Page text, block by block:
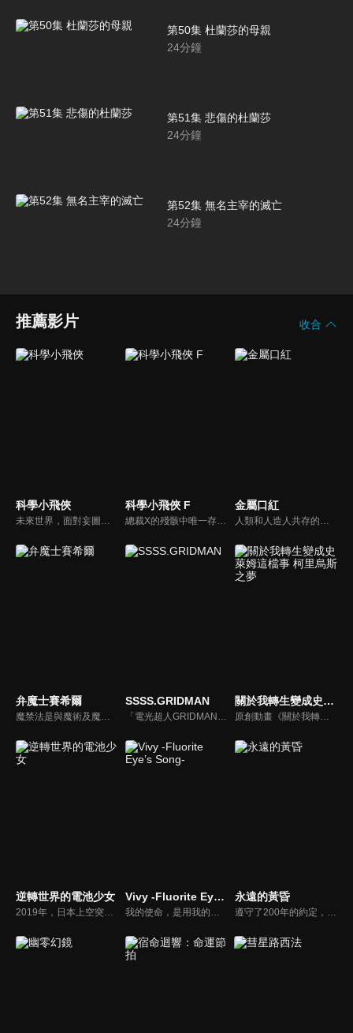
第50集 杜蘭莎的母親
24分鐘
第51集 悲傷的杜蘭莎
24分鐘
第52集 無名主宰的滅亡
24分鐘
推薦影片 收合
科學小飛俠 科學小飛俠 F
總裁X的殘骸中唯一存活的零件開始自行運作，吸收各種機械不斷增殖，誕生出新反派——總統Z！惡魔黨總裁Z捲土重來並與黑手黨家族聯手威脅世界，科學小飛俠升級全新座機「旋風斯巴達」迎擊！這場賭上性命的最終決戰，勝利的會是正義的一方嗎？
金屬口紅
弁魔士賽希爾
魔禁法是與魔術及魔術訴訟有關的法律，其事案都在魔法庭裡接受審判。這是一個人類與魔術使共存的世界，雖然負責維持秩序的人是警察，但替魔術使被告辯護的人則是弁魔士，而史上最年輕的弁魔士—須藤聖知，將挺身為孤單無依的被告人辯護…。
SSSS.GRIDMAN
「電光超人GRIDMAN」是從1993年開始播放的TV系列高人氣作品。那個時候的未來在2018年已化為現實，GRIDMAN將在「SSSS.GRIDMAN」的世界中甦醒――。動畫製作由2015年於日本動畫見本市公開的「電光超人GRIDMAN boys invent great hero」的製作團隊TRIGGER負責，監督則是擔任本作監督的雨宮哲。
關於我轉生變成史萊姆這檔事 柯里烏斯之夢
原創動畫《關於我轉生變成史萊姆這檔事 高里烏斯之夢》主要以動畫第二季Blu-ray特典小說進行改編，講述高里烏斯王國中所發生的故事。
逆轉世界的電池少女
2019年，日本上空突然出現了異次元的裂縫。存在於那裡的是天地逆轉的異世界「真國日本」。這個平行世界，透過讓現有兵器無效化的氣體「幻霧」和巨大人形兵器「伽藍」對日本發動軍事侵略。十年後，日本變成真國的附屬國「幻國・日本」。漫畫、偶像等次文化完全消失……
Vivy -Fluorite Eyeʼs Song-
我的使命，是用我的歌帶給大家幸福。為了用我的歌使大家幸福──。「新樂園」，是充滿了夢與希望、以及科學的AI複合主題樂園。史上第一台自律人形AI「薇薇」，以設施代言AI人物的身分，為了歌唱天天上台表演。然而知名度卻遲遲不見起色。──「用歌曲使大家幸福」。薇薇為了實現這個被賦予的使命不停歌唱，希望有一天能夠在園內的主舞台上表演自己用心吟唱的歌聲。
永遠的黃昏
遵守了200年的約定，然而眼前的妳卻不是妳。從長遠的沉眠中甦醒後，與心愛的女友如出一轍的機器人竟然向自己求婚……。男高中生姬神晃從冷凍睡眠中醒來後，眼前是一片難以置信的光景。城鎮因戰爭而荒廢。國家已經沒落，人們改由名為OWEL的統一機關管理。大家遵循著與結婚不同，名為""ELSI""的新興制度。與自己過去生活的世界相比，人們的樣貌已經改變了許多。正當晃因為跟不上未來感到錯愕時，她出現了。「永遠！？」他會不假思索地如此喊道，是因為他見到了與他心愛的女友容貌相似的機器人．黃昏。她一邊笑著，一邊像是請求般地將自己的想法說出口。「晃……。請跟我結婚」突然被機器人求婚讓他感到很困惑，但晃還是相信著能夠與位於世上某處的永遠重逢，並決定與黃昏一起踏上旅程……。